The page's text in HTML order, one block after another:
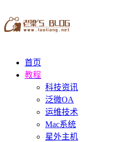
首页
教程
科技资讯
泛微OA
运维技术
Mac系统
星外主机